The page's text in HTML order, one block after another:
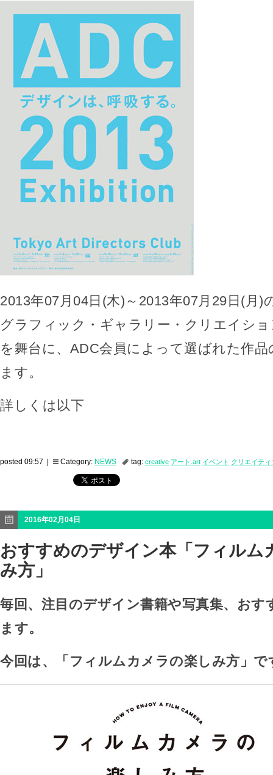
2013年07月04日(木)～2013年07月29日(月)
グラフィック・ギャラリー・クリエイシ
を舞台に、ADC会員によって選ばれた作
ます。
詳しくは以下
posted 09:57 | Category: NEWS tag: creative アート.art イベント クリエイティ
2016年02月04日
おすすめのデザイン本「フィルム
み方」
毎回、注目のデザイン書籍や写真集、おす
ます。
今回は、「フィルムカメラの楽しみ方」で